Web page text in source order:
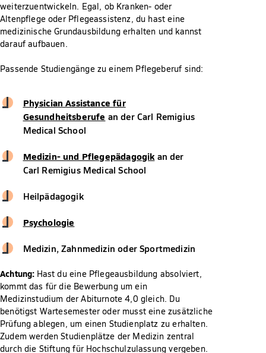
weiterzuentwickeln. Egal, ob Kranken- oder
Altenpflege oder Pflegeassistenz, du hast eine
medizinische Grundausbildung erhalten und kannst
darauf aufbauen.
Passende Studiengänge zu einem Pflegeberuf sind:
Physician Assistance für
Gesundheitsberufe an der Carl Remigius
Medical School
Medizin- und Pflegepädagogikan der
Carl Remigius Medical School
Heilpädagogik
Psychologie
Medizin, Zahnmedizin oder Sportmedizin
Achtung: Hast du eine Pflegeausbildung absolviert,
kommt das für die Bewerbung um ein
Medizinstudium der Abiturnote 4,0 gleich. Du
benötigst Wartesemester oder musst eine zusätzliche
Prüfung ablegen, um einen Studienplatz zu erhalten.
Zudem werden Studienplätze der Medizin zentral
durch die Stiftung für Hochschulzulassung vergeben.